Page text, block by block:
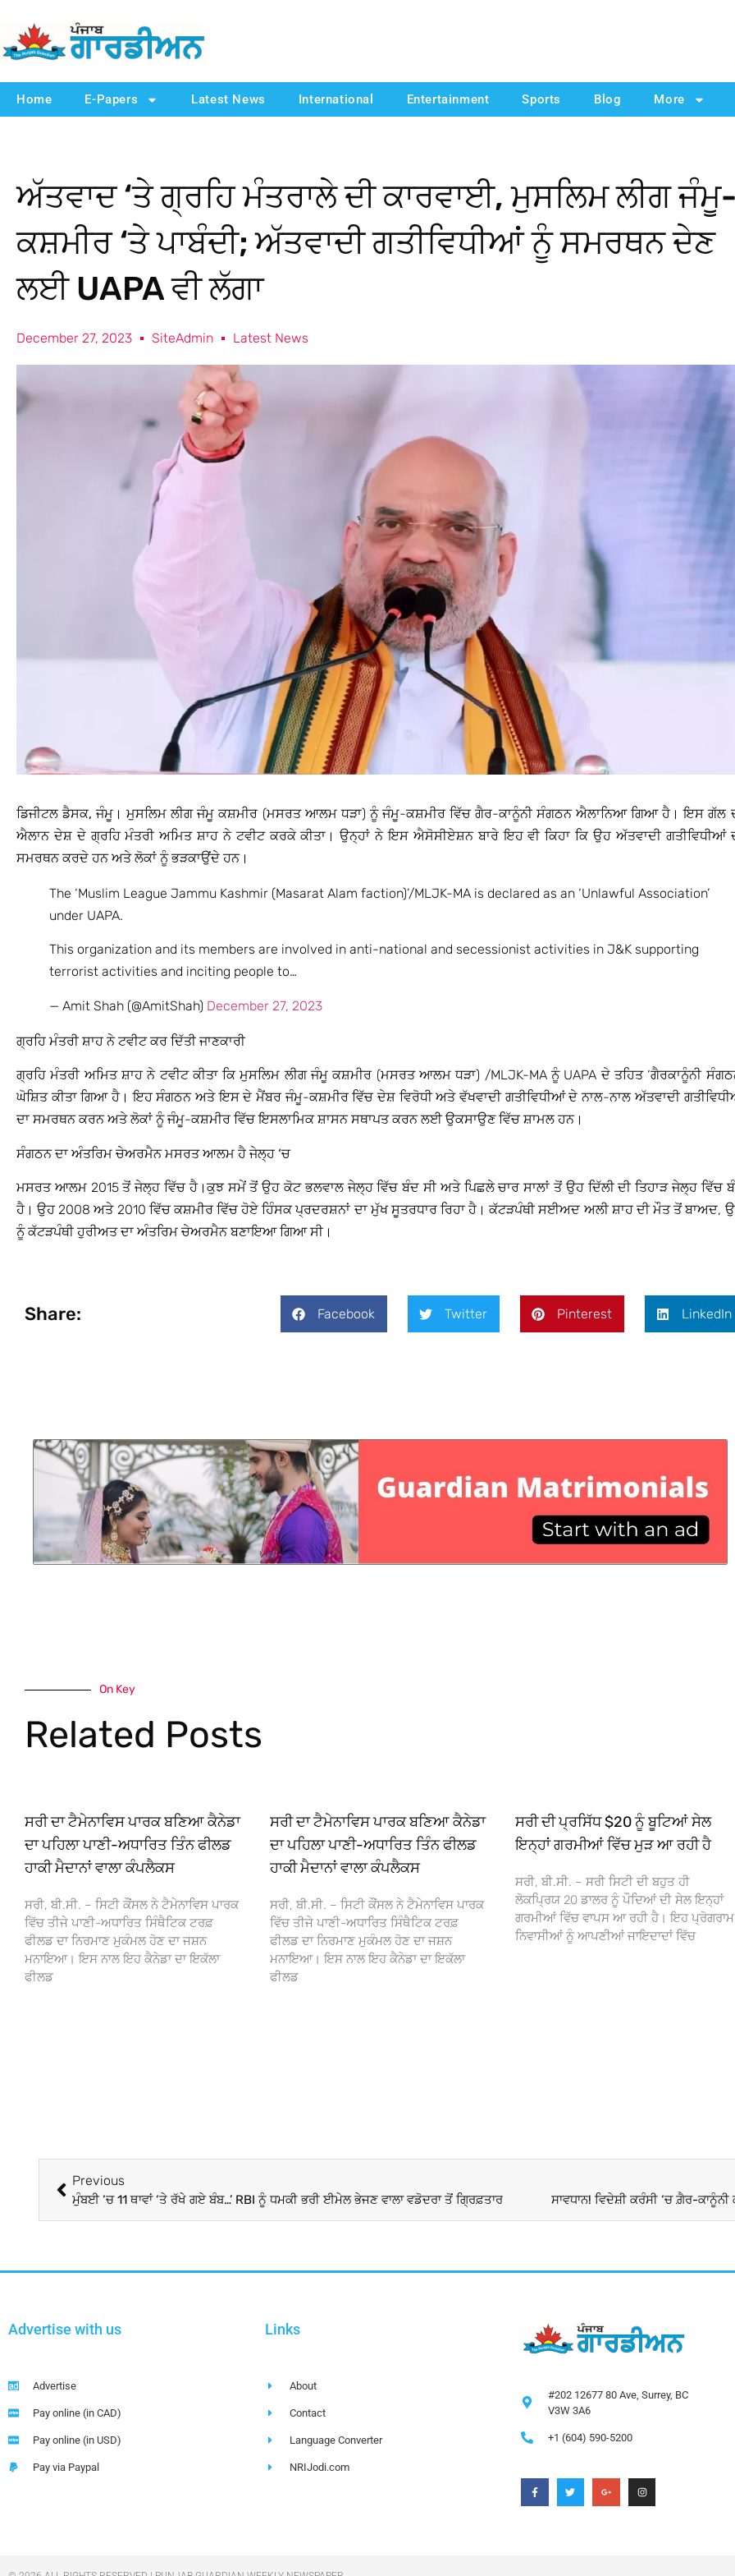
Home E-Papers Latest News International Entertainment Sports Blog More
ਅੱਤਵਾਦ ‘ਤੇ ਗ੍ਰਹਿ ਮੰਤਰਾਲੇ ਦੀ ਕਾਰਵਾਈ, ਮੁਸਲਿਮ ਲੀਗ ਜੰਮੂ-
ਕਸ਼ਮੀਰ ‘ਤੇ ਪਾਬੰਦੀ; ਅੱਤਵਾਦੀ ਗਤੀਵਿਧੀਆਂ ਨੂੰ ਸਮਰਥਨ ਦੇਣ
ਲਈ UAPA ਵੀ ਲੱਗਾ
December 27, 2023 SiteAdmin Latest News
ਡਿਜੀਟਲ ਡੈਸਕ, ਜੰਮੂ। ਮੁਸਲਿਮ ਲੀਗ ਜੰਮੂ ਕਸ਼ਮੀਰ (ਮਸਰਤ ਆਲਮ ਧੜਾ) ਨੂੰ ਜੰਮੂ-ਕਸ਼ਮੀਰ ਵਿੱਚ ਗੈਰ-ਕਾਨੂੰਨੀ ਸੰਗਠਨ ਐਲਾਨਿਆ ਗਿਆ ਹੈ। ਇਸ ਗੱਲ
ਐਲਾਨ ਦੇਸ਼ ਦੇ ਗ੍ਰਹਿ ਮੰਤਰੀ ਅਮਿਤ ਸ਼ਾਹ ਨੇ ਟਵੀਟ ਕਰਕੇ ਕੀਤਾ। ਉਨ੍ਹਾਂ ਨੇ ਇਸ ਐਸੋਸੀਏਸ਼ਨ ਬਾਰੇ ਇਹ ਵੀ ਕਿਹਾ ਕਿ ਉਹ ਅੱਤਵਾਦੀ ਗਤੀਵਿਧੀਆਂ
ਸਮਰਥਨ ਕਰਦੇ ਹਨ ਅਤੇ ਲੋਕਾਂ ਨੂੰ ਭੜਕਾਉਂਦੇ ਹਨ।
The ‘Muslim League Jammu Kashmir (Masarat Alam faction)’/MLJK-MA is declared as an ‘Unlawful Association’
under UAPA.
This organization and its members are involved in anti-national and secessionist activities in J&K supporting
terrorist activities and inciting people to…
— Amit Shah (@AmitShah) December 27, 2023
ਗ੍ਰਹਿ ਮੰਤਰੀ ਸ਼ਾਹ ਨੇ ਟਵੀਟ ਕਰ ਦਿੱਤੀ ਜਾਣਕਾਰੀ
ਗ੍ਰਹਿ ਮੰਤਰੀ ਅਮਿਤ ਸ਼ਾਹ ਨੇ ਟਵੀਟ ਕੀਤਾ ਕਿ ਮੁਸਲਿਮ ਲੀਗ ਜੰਮੂ ਕਸ਼ਮੀਰ (ਮਸਰਤ ਆਲਮ ਧੜਾ) /MLJK-MA ਨੂੰ UAPA ਦੇ ਤਹਿਤ ‘ਗੈਰਕਾਨੂੰਨੀ
ਘੋਸ਼ਿਤ ਕੀਤਾ ਗਿਆ ਹੈ। ਇਹ ਸੰਗਠਨ ਅਤੇ ਇਸ ਦੇ ਮੈਂਬਰ ਜੰਮੂ-ਕਸ਼ਮੀਰ ਵਿੱਚ ਦੇਸ਼ ਵਿਰੋਧੀ ਅਤੇ ਵੱਖਵਾਦੀ ਗਤੀਵਿਧੀਆਂ ਦੇ ਨਾਲ-ਨਾਲ ਅੱਤਵਾਦੀ
ਦਾ ਸਮਰਥਨ ਕਰਨ ਅਤੇ ਲੋਕਾਂ ਨੂੰ ਜੰਮੂ-ਕਸ਼ਮੀਰ ਵਿੱਚ ਇਸਲਾਮਿਕ ਸ਼ਾਸਨ ਸਥਾਪਤ ਕਰਨ ਲਈ ਉਕਸਾਉਣ ਵਿੱਚ ਸ਼ਾਮਲ ਹਨ।
ਸੰਗਠਨ ਦਾ ਅੰਤਰਿਮ ਚੇਅਰਮੈਨ ਮਸਰਤ ਆਲਮ ਹੈ ਜੇਲ੍ਹ ‘ਚ
ਮਸਰਤ ਆਲਮ 2015 ਤੋਂ ਜੇਲ੍ਹ ਵਿੱਚ ਹੈ।ਕੁਝ ਸਮੇਂ ਤੋਂ ਉਹ ਕੋਟ ਭਲਵਾਲ ਜੇਲ੍ਹ ਵਿੱਚ ਬੰਦ ਸੀ ਅਤੇ ਪਿਛਲੇ ਚਾਰ ਸਾਲਾਂ ਤੋਂ ਉਹ ਦਿੱਲੀ ਦੀ ਤਿਹਾੜ ਜੇਲ੍ਹ ਵਿੱਚ
ਹੈ। ਉਹ 2008 ਅਤੇ 2010 ਵਿੱਚ ਕਸ਼ਮੀਰ ਵਿੱਚ ਹੋਏ ਹਿੰਸਕ ਪ੍ਰਦਰਸ਼ਨਾਂ ਦਾ ਮੁੱਖ ਸੂਤਰਧਾਰ ਰਿਹਾ ਹੈ। ਕੱਟੜਪੰਥੀ ਸਈਅਦ ਅਲੀ ਸ਼ਾਹ ਦੀ ਮੌਤ ਤੋਂ ਬਾਅਦ,
ਨੂੰ ਕੱਟੜਪੰਥੀ ਹੁਰੀਅਤ ਦਾ ਅੰਤਰਿਮ ਚੇਅਰਮੈਨ ਬਣਾਇਆ ਗਿਆ ਸੀ।
Share: Facebook Twitter Pinterest LinkedIn
On Key
Related Posts
ਸਰੀ ਦਾ ਟੈਮੇਨਾਵਿਸ ਪਾਰਕ ਬਣਿਆ ਕੈਨੇਡਾ
ਦਾ ਪਹਿਲਾ ਪਾਣੀ-ਅਧਾਰਿਤ ਤਿੰਨ ਫੀਲਡ
ਹਾਕੀ ਮੈਦਾਨਾਂ ਵਾਲਾ ਕੰਪਲੈਕਸ
ਸਰੀ, ਬੀ.ਸੀ. – ਸਿਟੀ ਕੌਂਸਲ ਨੇ ਟੈਮੇਨਾਵਿਸ ਪਾਰਕ
ਵਿੱਚ ਤੀਜੇ ਪਾਣੀ-ਅਧਾਰਿਤ ਸਿੰਥੈਟਿਕ ਟਰਫ਼
ਫੀਲਡ ਦਾ ਨਿਰਮਾਣ ਮੁਕੰਮਲ ਹੋਣ ਦਾ ਜਸ਼ਨ
ਮਨਾਇਆ। ਇਸ ਨਾਲ ਇਹ ਕੈਨੇਡਾ ਦਾ ਇਕੱਲਾ
ਫੀਲਡ
ਸਰੀ ਦਾ ਟੈਮੇਨਾਵਿਸ ਪਾਰਕ ਬਣਿਆ ਕੈਨੇਡਾ
ਦਾ ਪਹਿਲਾ ਪਾਣੀ-ਅਧਾਰਿਤ ਤਿੰਨ ਫੀਲਡ
ਹਾਕੀ ਮੈਦਾਨਾਂ ਵਾਲਾ ਕੰਪਲੈਕਸ
ਸਰੀ, ਬੀ.ਸੀ. – ਸਿਟੀ ਕੌਂਸਲ ਨੇ ਟੈਮੇਨਾਵਿਸ ਪਾਰਕ
ਵਿੱਚ ਤੀਜੇ ਪਾਣੀ-ਅਧਾਰਿਤ ਸਿੰਥੈਟਿਕ ਟਰਫ਼
ਫੀਲਡ ਦਾ ਨਿਰਮਾਣ ਮੁਕੰਮਲ ਹੋਣ ਦਾ ਜਸ਼ਨ
ਮਨਾਇਆ। ਇਸ ਨਾਲ ਇਹ ਕੈਨੇਡਾ ਦਾ ਇਕੱਲਾ
ਫੀਲਡ
ਸਰੀ ਦੀ ਪ੍ਰਸਿੱਧ $20 ਨੂੰ ਬੂਟਿਆਂ ਸੇਲ
ਇਨ੍ਹਾਂ ਗਰਮੀਆਂ ਵਿੱਚ ਮੁੜ ਆ ਰਹੀ ਹੈ
ਸਰੀ, ਬੀ.ਸੀ. – ਸਰੀ ਸਿਟੀ ਦੀ ਬਹੁਤ ਹੀ
ਲੋਕਪ੍ਰਿਯ 20 ਡਾਲਰ ਨੂੰ ਪੌਦਿਆਂ ਦੀ ਸੇਲ ਇਨ੍ਹਾਂ
ਗਰਮੀਆਂ ਵਿੱਚ ਵਾਪਸ ਆ ਰਹੀ ਹੈ। ਇਹ ਪ੍ਰੋਗਰਾਮ
ਨਿਵਾਸੀਆਂ ਨੂੰ ਆਪਣੀਆਂ ਜਾਇਦਾਦਾਂ ਵਿੱਚ
Previous
ਮੁੰਬਈ ‘ਚ 11 ਥਾਵਾਂ ‘ਤੇ ਰੱਖੇ ਗਏ ਬੰਬ…’ RBI ਨੂੰ ਧਮਕੀ ਭਰੀ ਈਮੇਲ ਭੇਜਣ ਵਾਲਾ ਵਡੋਦਰਾ ਤੋਂ ਗ੍ਰਿਫ਼ਤਾਰ
Advertise with us
Advertise
Pay online (in CAD)
Pay online (in USD)
Pay via Paypal
Links
About
Contact
Language Converter
NRIJodi.com
#202 12677 80 Ave, Surrey, BC
V3W 3A6
+1 (604) 590-5200